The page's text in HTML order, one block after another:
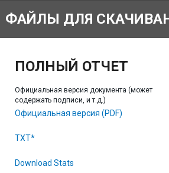
ФАЙЛЫ ДЛЯ
ПОЛНЫЙ ОТЧЕТ
Официальная версия документа (может
содержать подписи, и т.д.)
Официальная версия (PDF)
TXT*
Download Stats